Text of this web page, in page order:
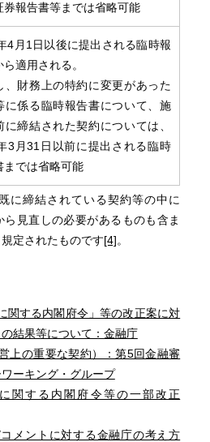
券報告書等までは省略可能
4月1日以後に提出される臨時報
適用される。
、財務上の特約に変更があった
に係る臨時報告書について、施
に締結された契約については、
3月31日以前に提出される臨時
までは省略可能
に締結されている契約等の中に
見直しの必要があるものも含ま
定されたものです[4]。
関する内閣府令」等の改正案に対
結果等について：金融庁
上の重要な契約）：第5回金融審
ーキング・グループ
関する内閣府令等の一部改正
メントに対する金融庁の考え方